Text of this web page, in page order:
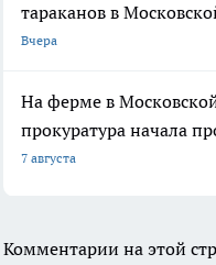
тараканов в
Вчера
На ферме в
прокуратура начала
7 августа
Комментарии на этой